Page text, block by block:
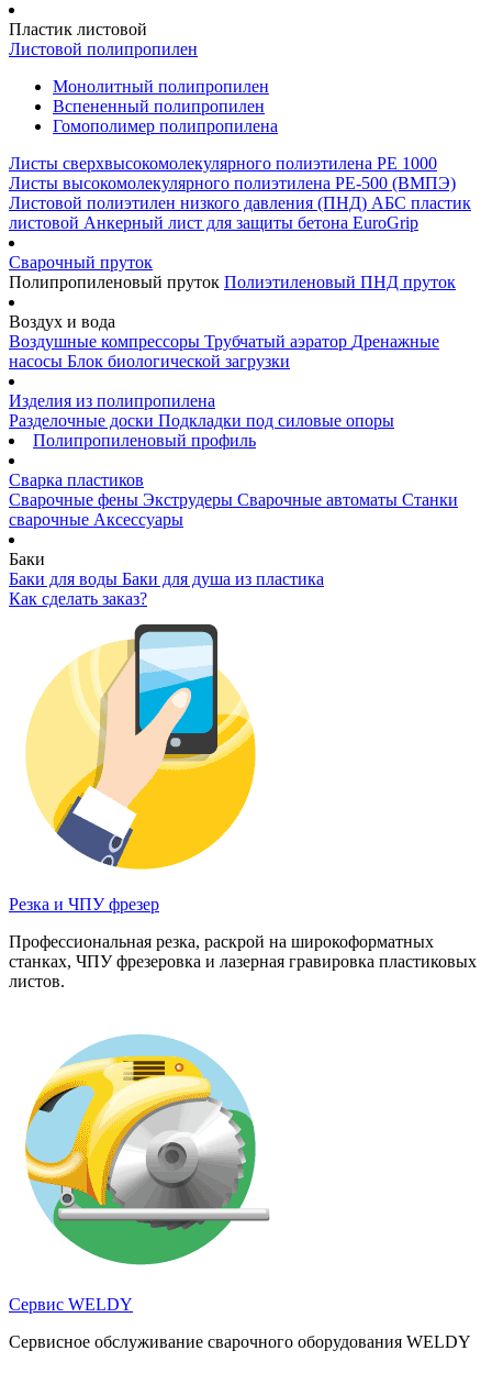
Пластик листовой
Листовой полипропилен
Монолитный полипропилен
Вспененный полипропилен
Гомополимер полипропилена
Листы сверхвысокомолекулярного полиэтилена PE 1000
Листы высокомолекулярного полиэтилена РЕ-500 (ВМПЭ)
Листовой полиэтилен низкого давления (ПНД) АБС пластик
листовой Анкерный лист для защиты бетона EuroGrip
Сварочный пруток
Полипропиленовый пруток Полиэтиленовый ПНД пруток
Воздух и вода
Воздушные компрессоры Трубчатый аэратор Дренажные
насосы Блок биологической загрузки
Изделия из полипропилена
Разделочные доски Подкладки под силовые опоры
Полипропиленовый профиль
Сварка пластиков
Сварочные фены Экструдеры Сварочные автоматы Станки
сварочные Аксессуары
Баки
Баки для воды Баки для душа из пластика
Как сделать заказ?
Резка и ЧПУ фрезер
Профессиональная резка, раскрой на широкоформатных
станках, ЧПУ фрезеровка и лазерная гравировка пластиковых
листов.
Сервис WELDY
Сервисное обслуживание сварочного оборудования WELDY